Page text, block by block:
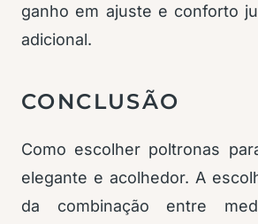
ganho em ajuste e conforto
adicional.
CONCLUSÃO
Como escolher poltronas
elegante e acolhedor. A
da combinação entre